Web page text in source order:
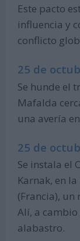
Este pacto
influencia y
conflicto
25 de
Se hunde el
Mafalda
una avería
25 de
Se instala el
Karnak, en
(Francia),
Alí, a
alabastro.